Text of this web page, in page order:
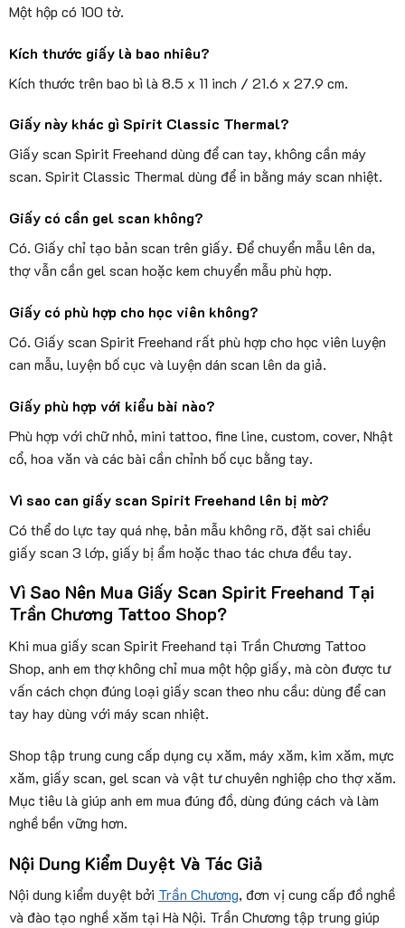
Một hộp có 100 tờ.
Kích thước giấy là bao nhiêu?
Kích thước trên bao bì là 8.5 x 11 inch / 21.6 x 27.9 cm.
Giấy này khác gì Spirit Classic Thermal?
Giấy scan Spirit Freehand dùng để can tay, không cần máy
scan. Spirit Classic Thermal dùng để in bằng máy scan nhiệt.
Giấy có cần gel scan không?
Có. Giấy chỉ tạo bản scan trên giấy. Để chuyển mẫu lên da,
thợ vẫn cần gel scan hoặc kem chuyển mẫu phù hợp.
Giấy có phù hợp cho học viên không?
Có. Giấy scan Spirit Freehand rất phù hợp cho học viên luyện
can mẫu, luyện bố cục và luyện dán scan lên da giả.
Giấy phù hợp với kiểu bài nào?
Phù hợp với chữ nhỏ, mini tattoo, fine line, custom, cover, Nhật
cổ, hoa văn và các bài cần chỉnh bố cục bằng tay.
Vì sao can giấy scan Spirit Freehand lên bị mờ?
Có thể do lực tay quá nhẹ, bản mẫu không rõ, đặt sai chiều
giấy scan 3 lớp, giấy bị ẩm hoặc thao tác chưa đều tay.
Vì Sao Nên Mua Giấy Scan Spirit Freehand Tại
Trần Chương Tattoo Shop?
Khi mua giấy scan Spirit Freehand tại Trần Chương Tattoo
Shop, anh em thợ không chỉ mua một hộp giấy, mà còn được tư
vấn cách chọn đúng loại giấy scan theo nhu cầu: dùng để can
tay hay dùng với máy scan nhiệt.
Shop tập trung cung cấp dụng cụ xăm, máy xăm, kim xăm, mực
xăm, giấy scan, gel scan và vật tư chuyên nghiệp cho thợ xăm.
Mục tiêu là giúp anh em mua đúng đồ, dùng đúng cách và làm
nghề bền vững hơn.
Nội Dung Kiểm Duyệt Và Tác Giả
Nội dung kiểm duyệt bởi Trần Chương, đơn vị cung cấp đồ nghề
và đào tạo nghề xăm tại Hà Nội. Trần Chương tập trung giúp